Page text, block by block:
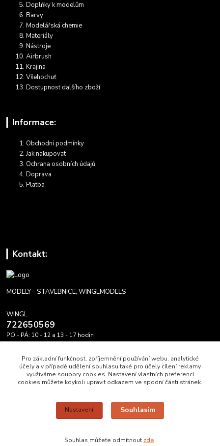
Doplňky k modelům
Barvy
Modelářská chemie
Materiály
Nástroje
Airbrush
Krajina
Všehochuť
Dostupnost dalšího zboží
Informace:
Obchodní podmínky
Jak nakupovat
Ochrana osobních údajů
Doprava
Platba
Kontakt:
MODELY - STAVEBNICE, WINGLMODELS
WINGL
722650569
PO - PÁ: 10 - 12 a 13 - 17 hodin
Upravit sběr cookies.
WINGL DĚKUJE A PŘEJE HEZKÝ DEN A MODRÉ NEBE.
Pro základní funkčnost, zpříjemnění používání webu, analytické
účely a v případě udělení souhlasu také pro účely cílení reklamy
využíváme soubory cookies. Nastavení vlastních preferencí
cookies můžete kdykoli upravit odkazem ve spodní části stránek.
Nastavení Souhlasím
Souhlas můžete odmítnout zde.